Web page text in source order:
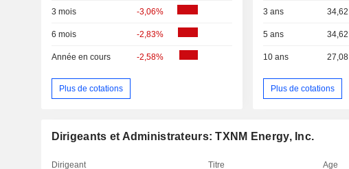
3 mois -3,06%
6 mois -2,83%
Année en cours -2,58%
Plus de cotations
3 ans 34,62
5 ans 34,62
10 ans 27,08
Plus de cotations
Dirigeants et Administrateurs: TXNM Energy, Inc.
Dirigeant Titre Age